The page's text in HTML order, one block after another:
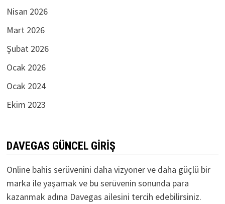
Nisan 2026
Mart 2026
Şubat 2026
Ocak 2026
Ocak 2024
Ekim 2023
DAVEGAS GÜNCEL GIRIŞ
Online bahis serüvenini daha vizyoner ve daha güçlü bir
marka ile yaşamak ve bu serüvenin sonunda para
kazanmak adına Davegas ailesini tercih edebilirsiniz.